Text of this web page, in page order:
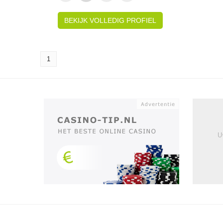
BEKIJK VOLLEDIG PROFIEL
1